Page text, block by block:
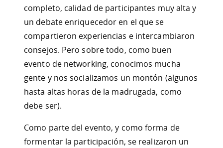
completo, calidad de participantes muy alta y
un debate enriquecedor en el que se
compartieron experiencias e intercambiaron
consejos. Pero sobre todo, como buen
evento de networking, conocimos mucha
gente y nos socializamos un montón (algunos
hasta altas horas de la madrugada, como
debe ser).
Como parte del evento, y como forma de
formentar la participación, se realizaron un